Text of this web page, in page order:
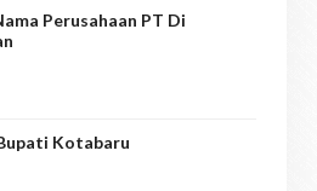
Perusahaan PT Di
Kotabaru